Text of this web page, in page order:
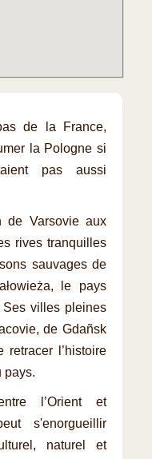
de la France,
la Pologne si
pas aussi
de Varsovie aux
rives tranquilles
sauvages de
le pays
Ses villes pleines
de Gdañsk
l’histoire
pays.
l’Orient et
s'enorgueillir
naturel et